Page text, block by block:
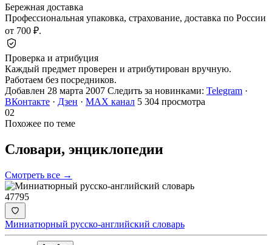
Бережная доставка
Профессиональная упаковка, страхование, доставка по России
от 700 ₽.
Проверка и атрибуция
Каждый предмет проверен и атрибутирован вручную.
Работаем без посредников.
Добавлен 28 марта 2007 Следить за новинками: Telegram ·
ВКонтакте · Дзен · MAX канал 5 304 просмотра
02
Похожее по теме
Словари, энциклопедии
Смотреть все →
47795
Миниатюрный русско-английский словарь